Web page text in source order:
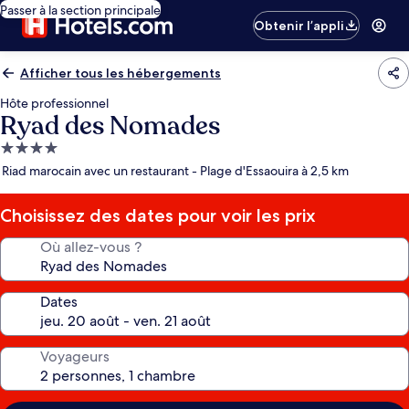
Passer à la section principale
Obtenir l’appli
Afficher tous les hébergements
Hôte professionnel
Ryad des Nomades
Hébergement
4.0 étoiles
Riad marocain avec un restaurant - Plage d'Essaouira à 2,5 km
Choisissez des dates pour voir les prix
Où allez-vous ?
Dates
Voyageurs